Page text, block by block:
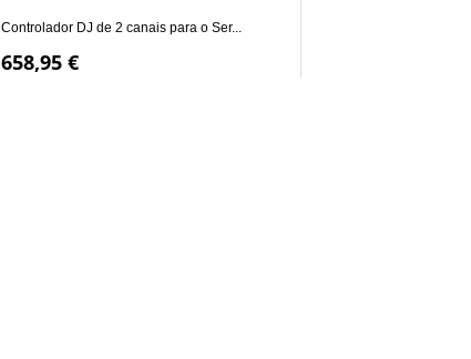
Controlador DJ de 2 canais para o Ser...
658,95 €